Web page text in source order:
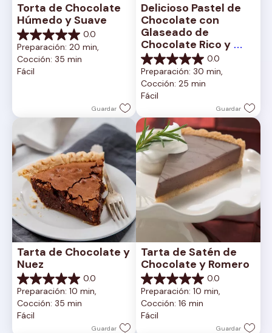
Torta de Chocolate
Húmedo y Suave
0.0
0.0
de
5
estrellas.
Preparación: 20 min,
Cocción: 35 min
Fácil
Guardar
Delicioso Pastel de
Chocolate con
Glaseado de
Chocolate Rico y
Cremoso
0.0
0.0
de
5
estrellas.
Preparación: 30 min,
Cocción: 25 min
Fácil
Guardar
Tarta de Chocolate y
Nuez
0.0
0.0
de
5
estrellas.
Preparación: 10 min,
Cocción: 35 min
Fácil
Guardar
Tarta de Satén de
Chocolate y Romero
0.0
0.0
de
5
estrellas.
Preparación: 10 min,
Cocción: 16 min
Fácil
Guardar